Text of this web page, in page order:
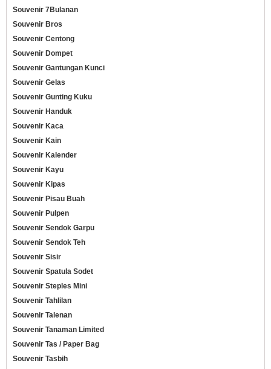
Souvenir 7Bulanan
Souvenir Bros
Souvenir Centong
Souvenir Dompet
Souvenir Gantungan Kunci
Souvenir Gelas
Souvenir Gunting Kuku
Souvenir Handuk
Souvenir Kaca
Souvenir Kain
Souvenir Kalender
Souvenir Kayu
Souvenir Kipas
Souvenir Pisau Buah
Souvenir Pulpen
Souvenir Sendok Garpu
Souvenir Sendok Teh
Souvenir Sisir
Souvenir Spatula Sodet
Souvenir Steples Mini
Souvenir Tahlilan
Souvenir Talenan
Souvenir Tanaman Limited
Souvenir Tas / Paper Bag
Souvenir Tasbih